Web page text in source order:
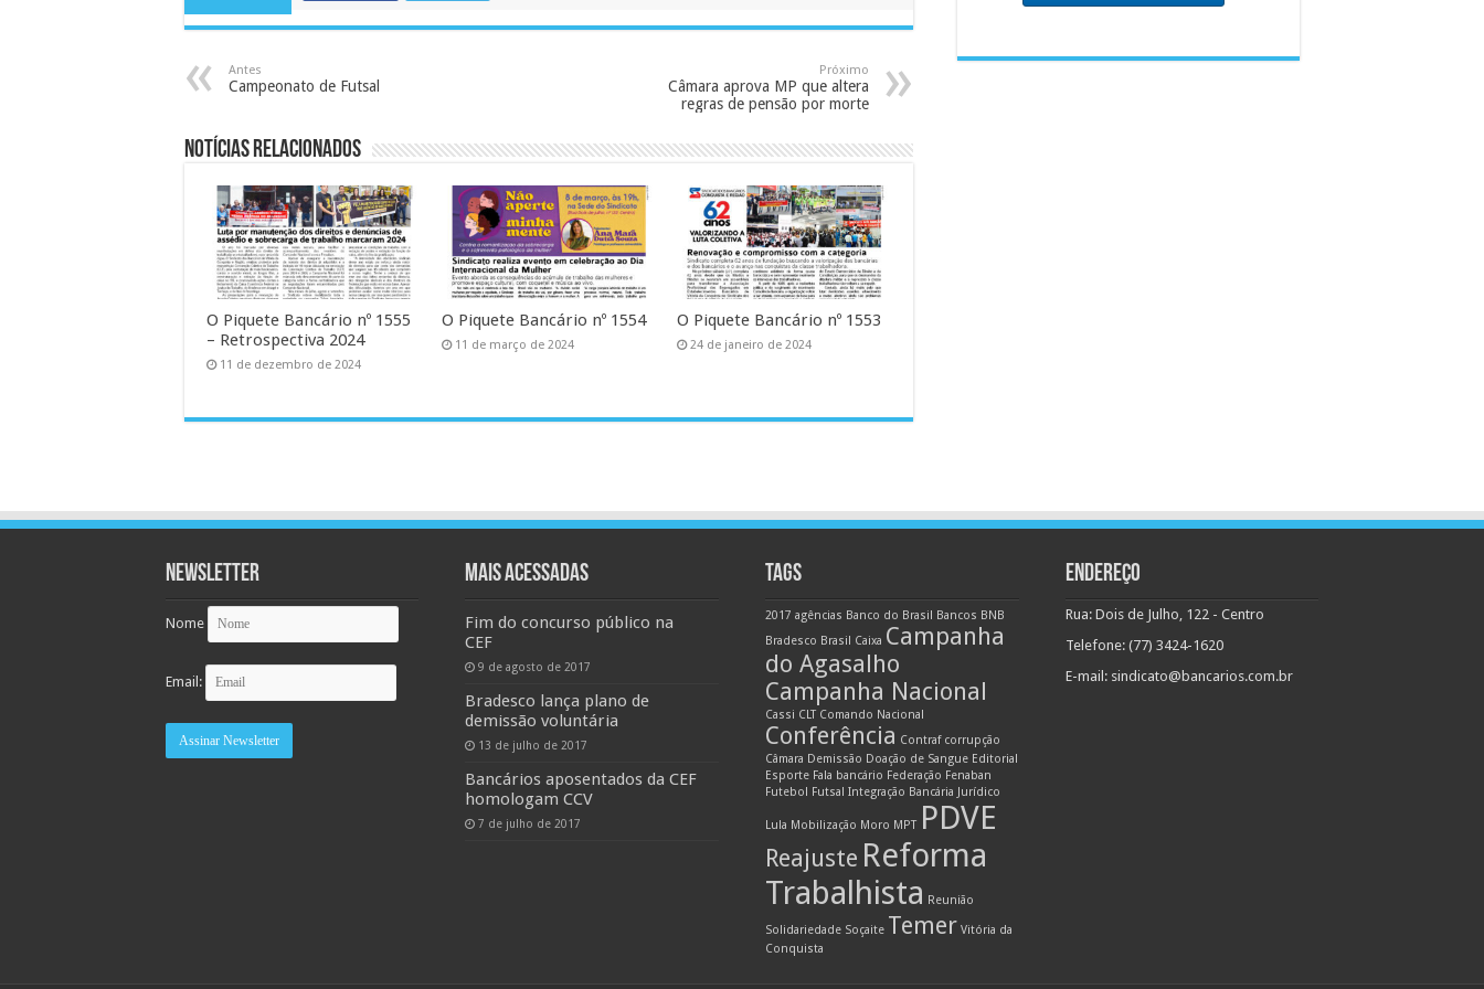
Antes
Campeonato de Futsal
Próximo
Câmara aprova MP que altera
regras de pensão por morte
Notícias Relacionados
O Piquete Bancário nº 1555
– Retrospectiva 2024
11 de dezembro de 2024
O Piquete Bancário nº 1554
11 de março de 2024
O Piquete Bancário nº 1553
24 de janeiro de 2024
Newsletter
Nome
Email:
MAIS ACESSADAS
Fim do concurso público na
CEF
9 de agosto de 2017
Bradesco lança plano de
demissão voluntária
13 de julho de 2017
Bancários aposentados da CEF
homologam CCV
7 de julho de 2017
TAGS
2017 agências Banco do Brasil Bancos BNB
Bradesco Brasil Caixa Campanha
do Agasalho
Campanha Nacional
Cassi CLT Comando Nacional
Conferência Contraf corrupção
Câmara Demissão Doação de Sangue Editorial
Esporte Fala bancário Federação Fenaban
Futebol Futsal Integração Bancária Jurídico
Lula Mobilização Moro MPT PDVE
Reajuste Reforma
Trabalhista Reunião
Solidariedade Soçaite Temer Vitória da
Conquista
ENDEREÇO
Rua: Dois de Julho, 122 - Centro
Telefone: (77) 3424-1620
E-mail: sindicato@bancarios.com.br